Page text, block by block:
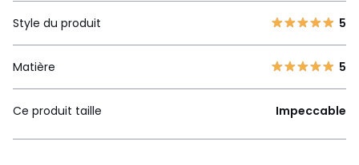
Style du produit 5
Matière 5
Ce produit taille Impeccable